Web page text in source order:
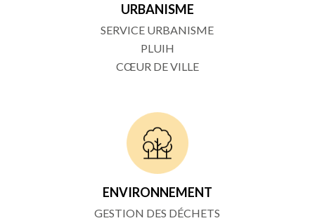
URBANISME
SERVICE URBANISME
PLUIH
CŒUR DE VILLE
ENVIRONNEMENT
GESTION DES DÉCHETS